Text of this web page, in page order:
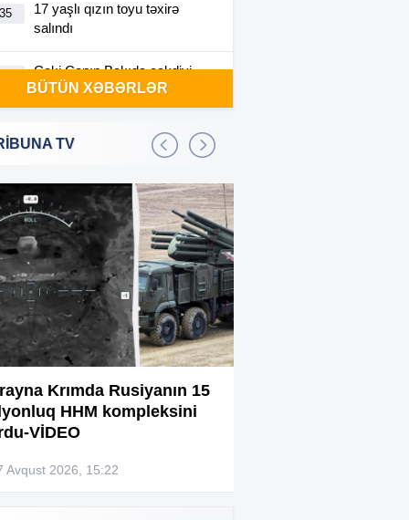
17 yaşlı qızın toyu təxirə
salındı
Ceki Çanın Bakıda çəkdiyi
filmə görə Azərbaycan 1
milyon dollar ödəyə bilər?
Bakıda 2,5 milyon manata
Sərdar Ortaç xəstəxanaya
yerləşdirilib?
Rüşvətdə təqsirləndirilən 3
vəzifəli şəxsin məhkəməsi
başlayır
“Həyat yoldaşın istəmirsə,
Kiberpolis əməliyyat keçirdi:
Xarici saytları ələ keçirən
BÜTÜN XƏBƏRLƏR
TV
Krımda Rusiyanın 15
HHM kompleksini
VİDEO
Avqust 2026, 15:22